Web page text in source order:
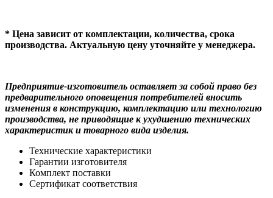
* Цена зависит от комплектации, количества, срока
производства. Актуальную цену уточняйте у менеджера.
Предприятие-изготовитель оставляет за собой право без
предварительного оповещения потребителей вносить
изменения в конструкцию, комплектацию или технологию
производства, не приводящие к ухудшению технических
характеристик и товарного вида изделия.
Технические характеристики
Гарантии изготовителя
Комплект поставки
Сертификат соответствия